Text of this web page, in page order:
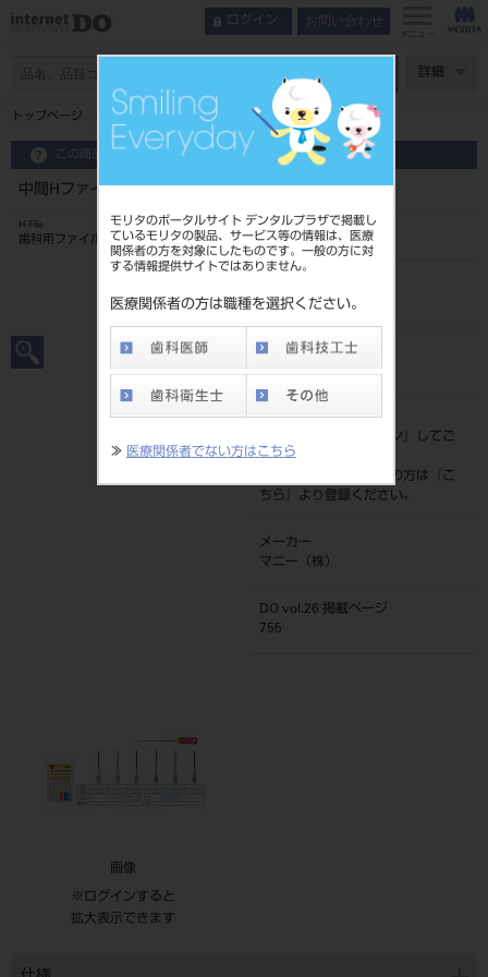
モリタのポータルサイト デンタルプラザで掲載し
ているモリタの製品、サービス等の情報は、医療
関係者の方を対象にしたものです。一般の方に対
する情報提供サイトではありません。
医療関係者の方は職種を選択ください。
≫ 医療関係者でない方はこちら
ログイン お問い合わせ
メニュー
詳細
トップページ 中間Hファイル 25mm 6入 ＃17
この商品に関するお問い合わせ
中間Hファイル 25mm 6入 ＃17
H-File
歯科用ファイル
20239009517
JAN/EANコード
標準価格
ログイン
』してご
覧ください。
ネット会員登録がまだの方は『
こ
ちら
』より登録ください。
メーカー
マニー（株）
DO vol.26 掲載ページ
755
画像
※ログインすると
拡大表示できます